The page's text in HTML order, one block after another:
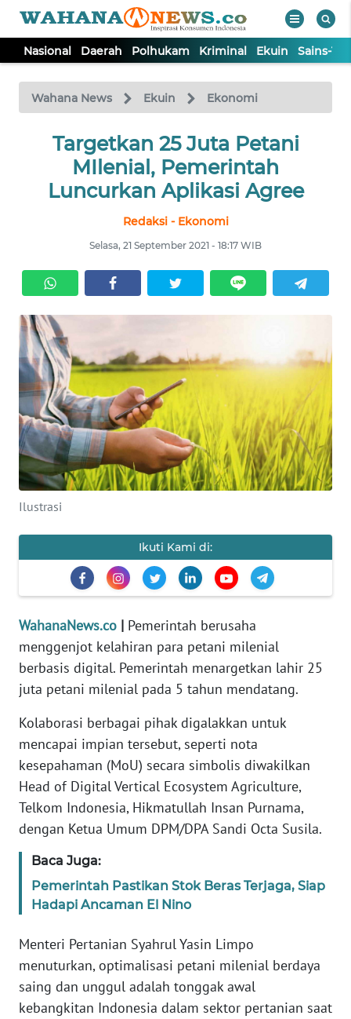
Nasional Daerah Polhukam Kriminal Ekuin Sains-
Wahana News Ekuin Ekonomi
Targetkan 25 Juta Petani
MIlenial, Pemerintah
Luncurkan Aplikasi Agree
Redaksi - Ekonomi
Selasa, 21 September 2021 - 18:17 WIB
Ilustrasi
Ikuti Kami di:
WahanaNews.co | Pemerintah berusaha
menggenjot kelahiran para petani milenial
berbasis digital. Pemerintah menargetkan lahir 25
juta petani milenial pada 5 tahun mendatang.
Kolaborasi berbagai pihak digalakkan untuk
mencapai impian tersebut, seperti nota
kesepahaman (MoU) secara simbolis diwakilkan
Head of Digital Vertical Ecosystem Agriculture,
Telkom Indonesia, Hikmatullah Insan Purnama,
dengan Ketua Umum DPM/DPA Sandi Octa Susila.
Baca Juga:
Pemerintah Pastikan Stok Beras Terjaga, Siap
Hadapi Ancaman El Nino
Menteri Pertanian Syahrul Yasin Limpo
menuturkan, optimalisasi petani milenial berdaya
saing dan unggul adalah tonggak awal
kebangkitan Indonesia dalam sektor pertanian saat
TV
Tutup
NASIONAL
DAERAH
KRIMINAL
EKUIN
SAINS-TEKNO
KESEHATAN
INTERNASIONAL
SERBA-SERBI
PENDIDIKAN
OLAHRAGA
OPINI
EDITORIAL
INDEKS
BERITA
KONTAK
INFO
MEDIA
SIBER